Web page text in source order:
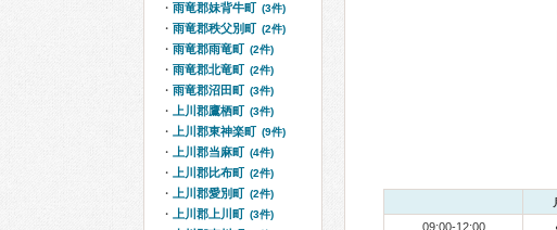
09:00-12:00
雨竜郡妹背牛町 (3件)
雨竜郡秩父別町 (2件)
雨竜郡雨竜町 (2件)
雨竜郡北竜町 (2件)
雨竜郡沼田町 (3件)
上川郡鷹栖町 (3件)
上川郡東神楽町 (9件)
上川郡当麻町 (4件)
上川郡比布町 (2件)
上川郡愛別町 (2件)
上川郡上川町 (3件)